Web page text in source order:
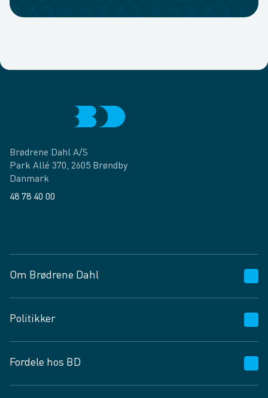
Brødrene Dahl A/S
Park Allé 370, 2605 Brøndby
Danmark
48 78 40 00
Om Brødrene Dahl
Vagttelefon 30 10 89 89
Spørgsmål og svar
Job og karriere
Fødevarekontrolrapport
Politikker
Privatlivspolitik
Cookies
Fordele hos BD